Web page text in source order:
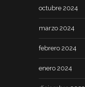
octubre 2024
marzo 2024
febrero 2024
enero 2024